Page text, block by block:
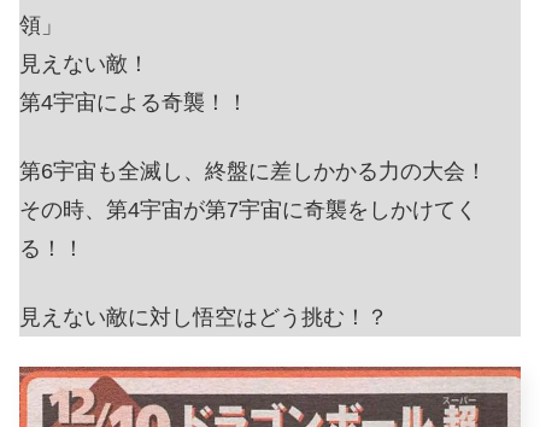
領」
見えない敵！
第4宇宙による奇襲！！
第6宇宙も全滅し、終盤に差しかかる力の大会！
その時、第4宇宙が第7宇宙に奇襲をしかけてく
る！！
見えない敵に対し悟空はどう挑む！？